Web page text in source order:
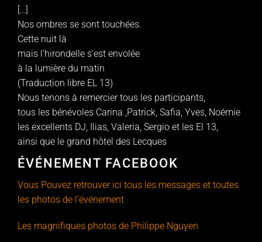
[…]
Nos ombres se sont touchées.
Cette nuit là
mais l’hirondelle s’est envolée
à la lumière du matin
(Traduction libre EL 13)
Nous tenons à remercier tous les participants,
tous les bénévoles Carina ,Patrick, Safia, Yves, Noémie
les excellents DJ, Ilias, Valeria, Sergio et les El 13,
ainsi que le grand hôtel des Lecques
ÉVÉNEMENT FACEBOOK
Vous Pouvez retrouver ici tous les messages et toutes
les photos de l’événement
Les magnifiques photos de Philippe Nguyen